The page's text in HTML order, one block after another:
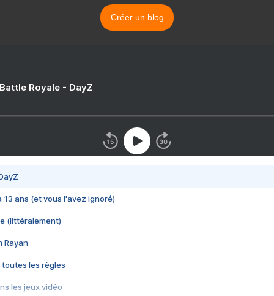
Créer un blog
Royale - DayZ
13 ans (et vous l'avez ignoré)
(littéralement)
Rayan
toutes les règles
les jeux vidéo